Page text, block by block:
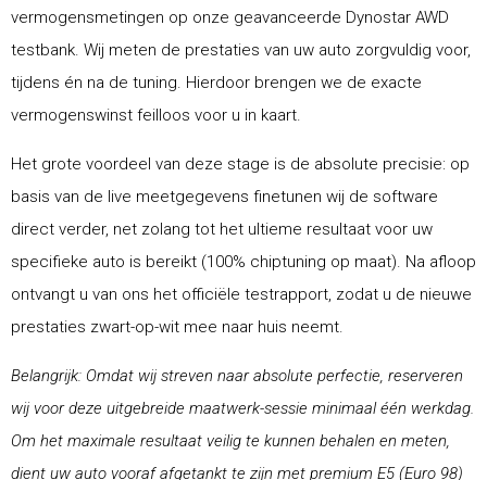
vermogensmetingen op onze geavanceerde Dynostar AWD
testbank. Wij meten de prestaties van uw auto zorgvuldig voor,
tijdens én na de tuning. Hierdoor brengen we de exacte
vermogenswinst feilloos voor u in kaart.
Het grote voordeel van deze stage is de absolute precisie: op
basis van de live meetgegevens finetunen wij de software
direct verder, net zolang tot het ultieme resultaat voor uw
specifieke auto is bereikt (100% chiptuning op maat). Na afloop
ontvangt u van ons het officiële testrapport, zodat u de nieuwe
prestaties zwart-op-wit mee naar huis neemt.
Belangrijk: Omdat wij streven naar absolute perfectie, reserveren
wij voor deze uitgebreide maatwerk-sessie minimaal één werkdag.
Om het maximale resultaat veilig te kunnen behalen en meten,
dient uw auto vooraf afgetankt te zijn met premium E5 (Euro 98)